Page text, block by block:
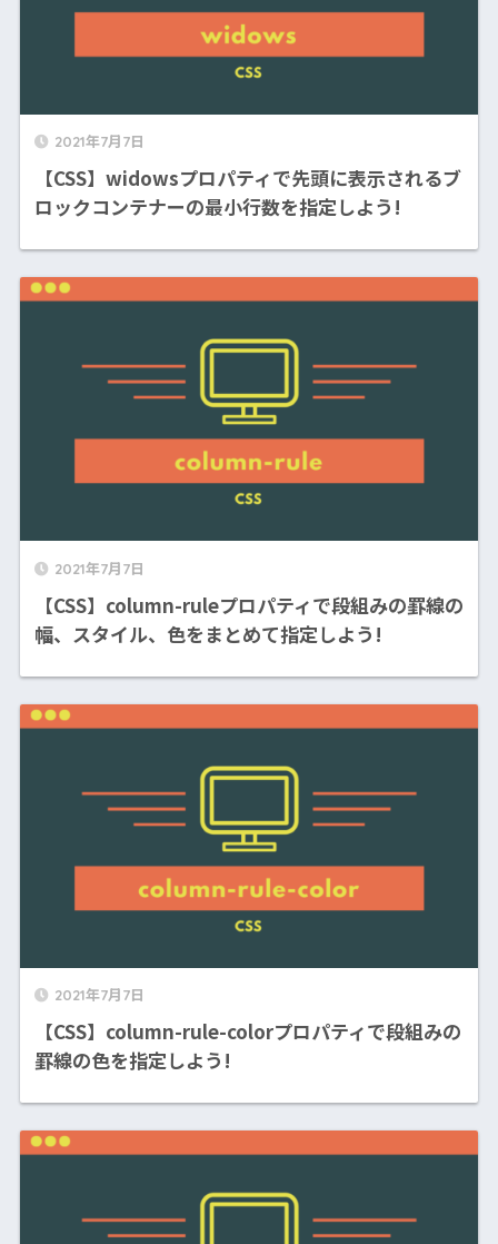
2021年7月7日
【CSS】widowsプロパティで先頭に表示されるブ
ロックコンテナーの最小行数を指定しよう!
2021年7月7日
【CSS】column-ruleプロパティで段組みの罫線の
幅、スタイル、色をまとめて指定しよう!
2021年7月7日
【CSS】column-rule-colorプロパティで段組みの
罫線の色を指定しよう!